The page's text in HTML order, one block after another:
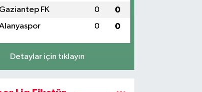
Gaziantep FK 0 0
0 0
Detaylar için tıklayın